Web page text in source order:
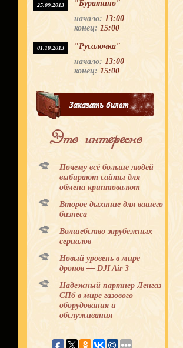
25.09.2013
"Буратино"
начало: 13:00
конец: 15:00
01.10.2013
"Русалочка"
начало: 13:00
конец: 15:00
Это интересно
Почему всё больше людей
выбирают сайты для
обмена криптовалют
Второе дыхание для вашего
бизнеса
Волшебство зарубежных
сериалов
Новый уровень в мире
дронов — DJI Air 3
Надежный партнер Ленгаз
СПб в мире газового
оборудования и
обслуживания